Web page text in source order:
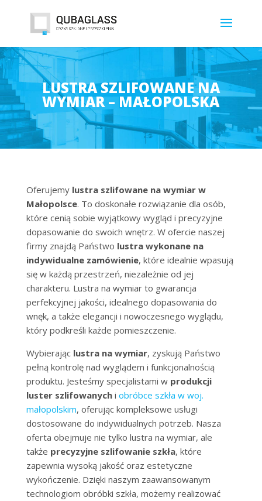
LUSTRA SZLIFOWANE NA
WYMIAR – MAŁOPOLSKA
Oferujemy lustra szlifowane na wymiar w
Małopolsce. To doskonałe rozwiązanie dla osób,
które cenią sobie wyjątkowy wygląd i precyzyjne
dopasowanie do swoich wnętrz. W ofercie naszej
firmy znajdą Państwo lustra wykonane na
indywidualne zamówienie, które idealnie wpasują
się w każdą przestrzeń, niezależnie od jej
charakteru. Lustra na wymiar to gwarancja
perfekcyjnej jakości, idealnego dopasowania do
wnęk, a także elegancji i nowoczesnego wyglądu,
który podkreśli każde pomieszczenie.
Wybierając lustra na wymiar, zyskują Państwo
pełną kontrolę nad wyglądem i funkcjonalnością
produktu. Jesteśmy specjalistami w produkcji
luster szlifowanychi obróbce szkła w woj.
małopolskim, oferując kompleksowe usługi
dostosowane do indywidualnych potrzeb. Nasza
oferta obejmuje nie tylko lustra na wymiar, ale
także precyzyjne szlifowanie szkła, które
zapewnia wysoką jakość oraz estetyczne
wykończenie. Dzięki naszym zaawansowanym
technologiom obróbki szkła, możemy realizować